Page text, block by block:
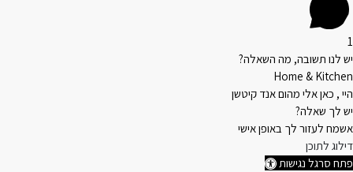
1
יש לנו תשובה, מה השאלה?
Home & Kitchen
היי , כאן אלי מהום אנד קיטשן
יש לך שאלה?
אשמח לעזור לך באופן אישי
דילוג לתוכן
פתח סרגל נגישות